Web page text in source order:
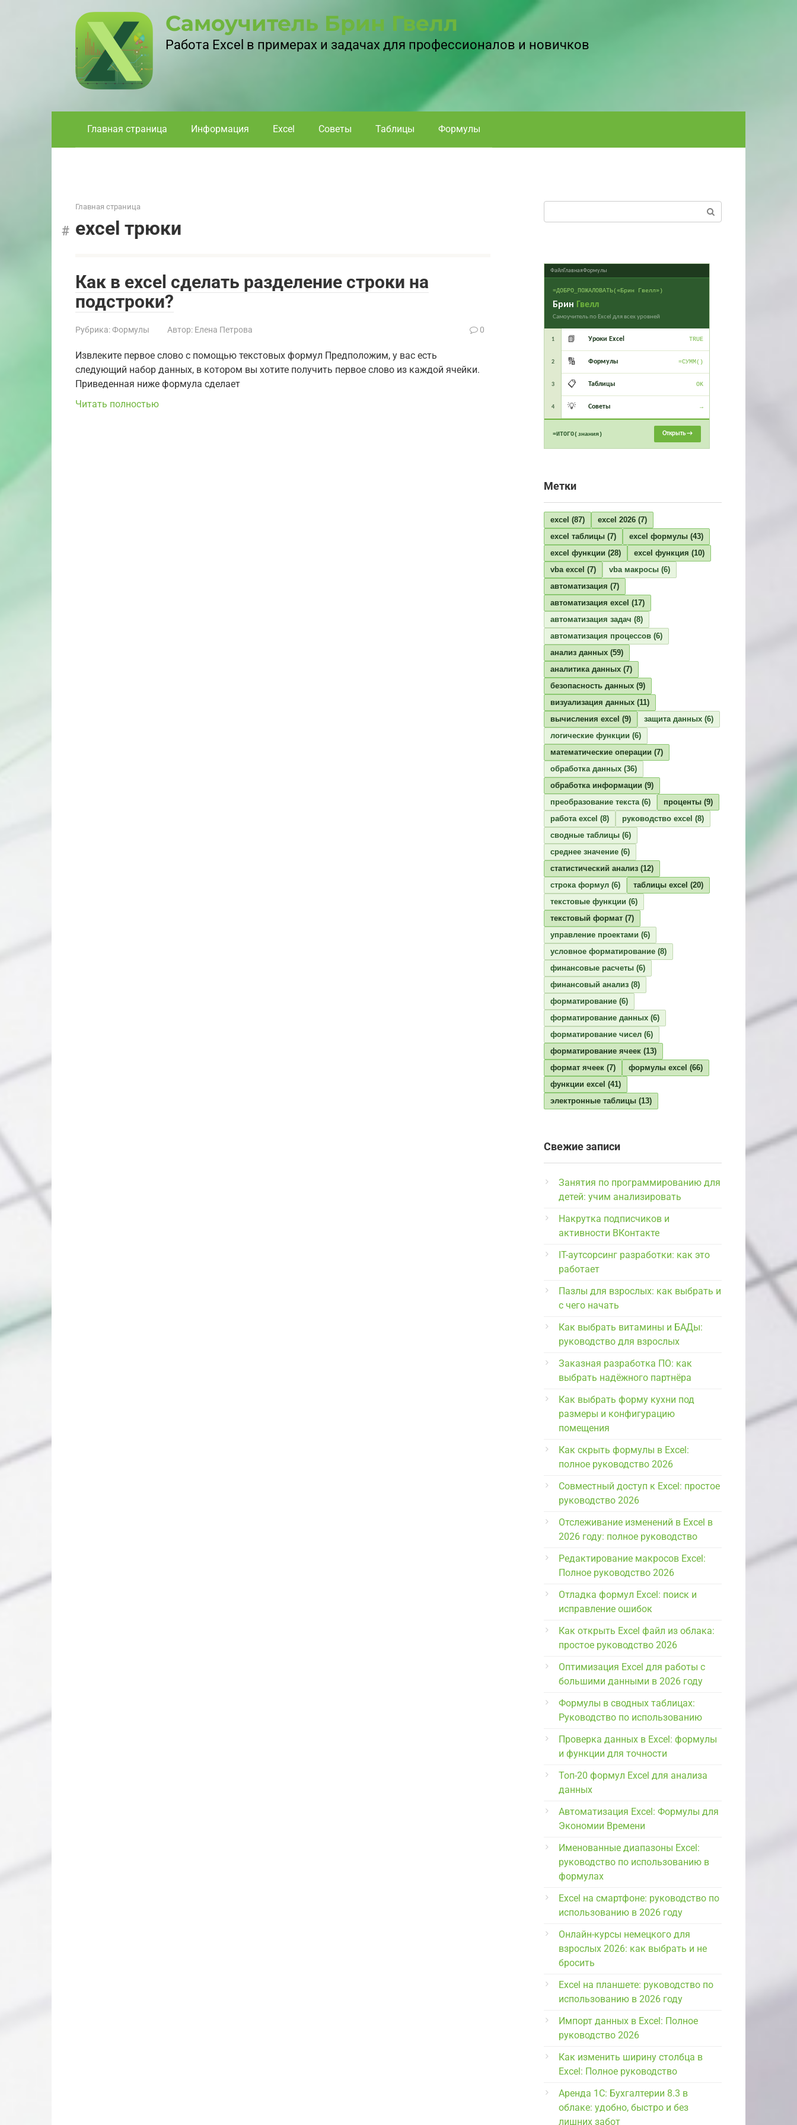
Самоучитель Брин Гвелл
Работа Excel в примерах и задачах для профессионалов и новичков
Главная страница Информация Excel Советы Таблицы Формулы
Главная страница
excel трюки
Как в excel сделать разделение строки на
подстроки?
Рубрика:Формулы Автор: Елена Петрова 0
Извлеките первое слово с помощью текстовых формул Предположим, у вас есть
следующий набор данных, в котором вы хотите получить первое слово из каждой ячейки.
Приведенная ниже формула сделает
Читать полностью
ФайлГлавнаяФормулы
=ДОБРО_ПОЖАЛОВАТЬ(«Брин Гвелл»)
Брин Гвелл
Самоучитель по Excel для всех уровней
1 📗 Уроки Excel TRUE
2 🔢 Формулы =СУММ()
3 📋 Таблицы OK
4 💡 Советы →
=ИТОГО(знания) Открыть →
Метки
excel (87) excel 2026 (7)
excel таблицы (7) excel формулы (43)
excel функции (28) excel функция (10)
vba excel (7) vba макросы (6)
автоматизация (7)
автоматизация excel (17)
автоматизация задач (8)
автоматизация процессов (6)
анализ данных (59)
аналитика данных (7)
безопасность данных (9)
визуализация данных (11)
вычисления excel (9) защита данных (6)
логические функции (6)
математические операции (7)
обработка данных (36)
обработка информации (9)
преобразование текста(6) проценты (9)
работа excel (8) руководство excel (8)
сводные таблицы (6)
среднее значение (6)
статистический анализ (12)
строка формул (6) таблицы excel (20)
текстовые функции (6)
текстовый формат (7)
управление проектами (6)
условное форматирование (8)
финансовые расчеты (6)
финансовый анализ (8)
форматирование (6)
форматирование данных (6)
форматирование чисел (6)
форматирование ячеек (13)
формат ячеек (7) формулы excel (66)
функции excel (41)
электронные таблицы (13)
Свежие записи
Занятия по программированию для
детей: учим анализировать
Накрутка подписчиков и
активности ВКонтакте
IT-аутсорсинг разработки: как это
работает
Пазлы для взрослых: как выбрать и
с чего начать
Как выбрать витамины и БАДы:
руководство для взрослых
Заказная разработка ПО: как
выбрать надёжного партнёра
Как выбрать форму кухни под
размеры и конфигурацию
помещения
Как скрыть формулы в Excel:
полное руководство 2026
Совместный доступ к Excel: простое
руководство 2026
Отслеживание изменений в Excel в
2026 году: полное руководство
Редактирование макросов Excel:
Полное руководство 2026
Отладка формул Excel: поиск и
исправление ошибок
Как открыть Excel файл из облака:
простое руководство 2026
Оптимизация Excel для работы с
большими данными в 2026 году
Формулы в сводных таблицах:
Руководство по использованию
Проверка данных в Excel: формулы
и функции для точности
Топ-20 формул Excel для анализа
данных
Автоматизация Excel: Формулы для
Экономии Времени
Именованные диапазоны Excel:
руководство по использованию в
формулах
Excel на смартфоне: руководство по
использованию в 2026 году
Онлайн-курсы немецкого для
взрослых 2026: как выбрать и не
бросить
Excel на планшете: руководство по
использованию в 2026 году
Импорт данных в Excel: Полное
руководство 2026
Как изменить ширину столбца в
Excel: Полное руководство
Аренда 1С: Бухгалтерии 8.3 в
облаке: удобно, быстро и без
лишних забот